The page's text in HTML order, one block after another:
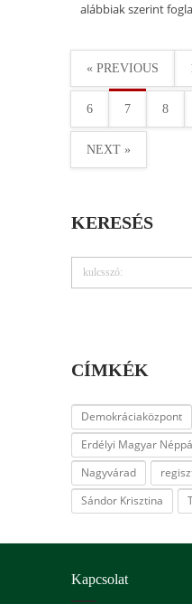
alábbiak szerint
« PREVIOUS
6 7 8
NEXT »
KERESÉS
CÍMKÉK
Demokráciaközpont
Erdélyi Magyar
Nagyvárad
Sándor Krisztina
Kapcsolat